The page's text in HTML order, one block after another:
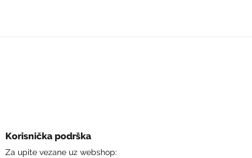
Korisnička podrška
Za upite vezane uz webshop: